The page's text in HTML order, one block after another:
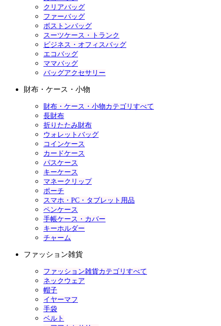
クリアバッグ
ファーバッグ
ボストンバッグ
スーツケース・トランク
ビジネス・オフィスバッグ
エコバッグ
ママバッグ
バッグアクセサリー
財布・ケース・小物
財布・ケース・小物カテゴリすべて
長財布
折りたたみ財布
ウォレットバッグ
コインケース
カードケース
パスケース
キーケース
マネークリップ
ポーチ
スマホ・PC・タブレット用品
ペンケース
手帳ケース・カバー
キーホルダー
チャーム
ファッション雑貨
ファッション雑貨カテゴリすべて
ネックウェア
帽子
イヤーマフ
手袋
ベルト